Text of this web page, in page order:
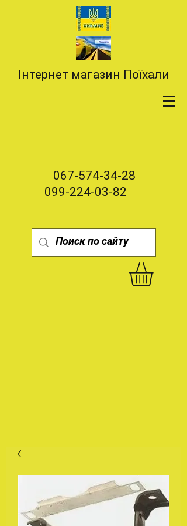
Інтернет магазин Поїхали
067-574-34-28
099-224-03-82